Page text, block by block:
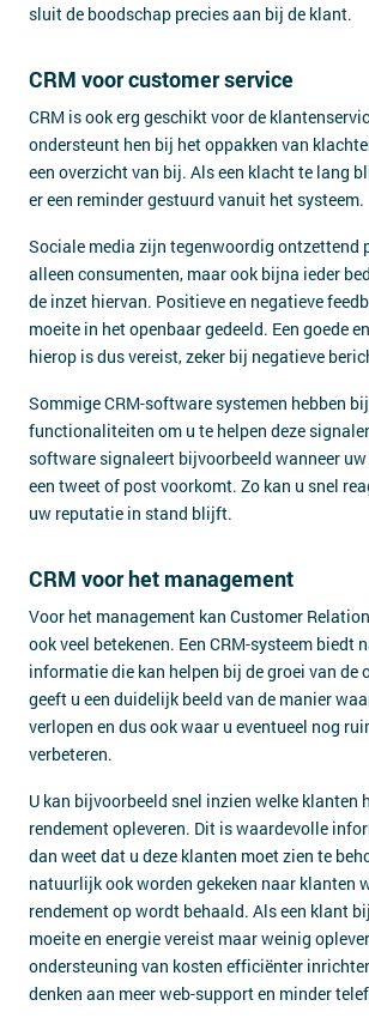
sluit de boodschap precies aan bij de klant.
CRM voor customer service
CRM is ook erg geschikt voor de
ondersteunt hen bij het oppakken van
een overzicht van bij. Als een klacht te lang
er een reminder gestuurd vanuit het systeem.
Sociale media zijn tegenwoordig ontzettend
alleen consumenten, maar ook bijna ieder
de inzet hiervan. Positieve en negatieve
moeite in het openbaar gedeeld. Een goede
hierop is dus vereist, zeker bij negatieve
Sommige CRM-software systemen hebben
functionaliteiten om u te helpen deze
software signaleert bijvoorbeeld wanneer
een tweet of post voorkomt. Zo kan u snel
uw reputatie in stand blijft.
CRM voor het management
Voor het management kan Customer
ook veel betekenen. Een CRM-systeem biedt
informatie die kan helpen bij de groei van de
geeft u een duidelijk beeld van de manier
verlopen en dus ook waar u eventueel nog
verbeteren.
U kan bijvoorbeeld snel inzien welke klanten
rendement opleveren. Dit is waardevolle
dan weet dat u deze klanten moet zien te
natuurlijk ook worden gekeken naar klanten
rendement op wordt behaald. Als een klant
moeite en energie vereist maar weinig
ondersteuning van kosten efficiënter
denken aan meer web-support en minder